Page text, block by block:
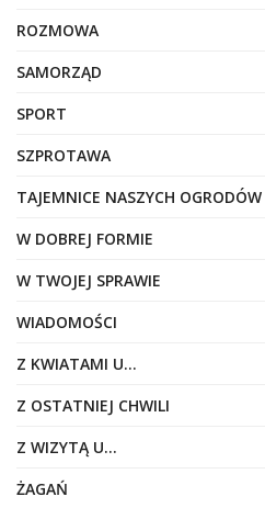
ROZMOWA
SAMORZĄD
SPORT
SZPROTAWA
TAJEMNICE NASZYCH OGRODÓW
W DOBREJ FORMIE
W TWOJEJ SPRAWIE
WIADOMOŚCI
Z KWIATAMI U…
Z OSTATNIEJ CHWILI
Z WIZYTĄ U…
ŻAGAŃ